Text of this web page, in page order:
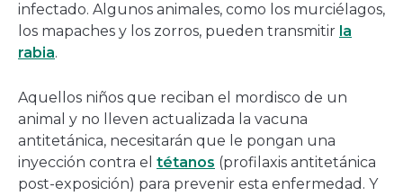
infectado. Algunos animales, como los murciélagos,
los mapaches y los zorros, pueden transmitir la
rabia.
Aquellos niños que reciban el mordisco de un
animal y no lleven actualizada la vacuna
antitetánica, necesitarán que le pongan una
inyección contra el tétanos (profilaxis antitetánica
post-exposición) para prevenir esta enfermedad. Y